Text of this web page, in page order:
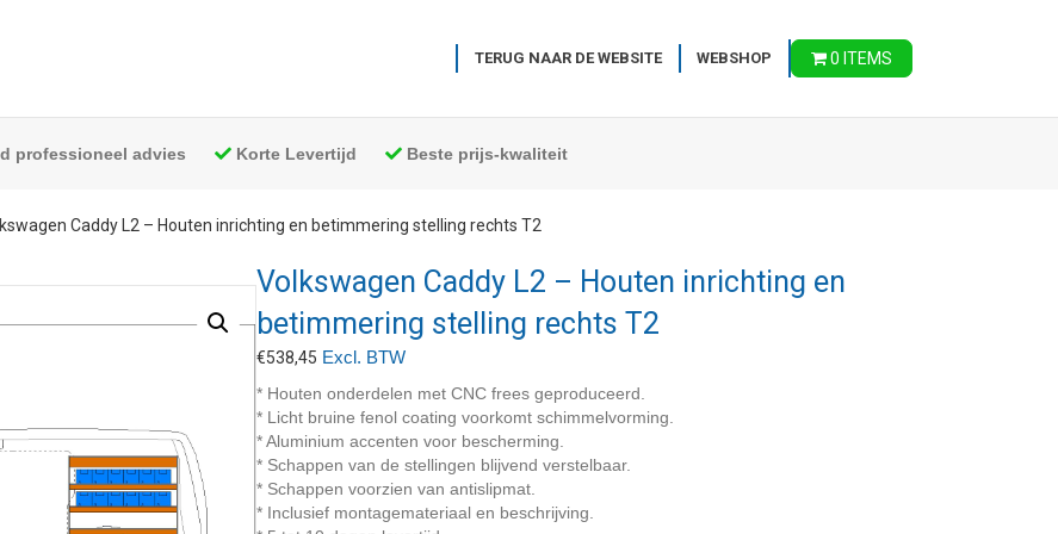
TERUG NAAR DE WEBSITE WEBSHOP 0 ITEMS
professioneel advies Korte Levertijd Beste prijs-kwaliteit
Caddy L2 – Houten inrichting en betimmering stelling rechts T2
Volkswagen Caddy L2 – Houten inrichting en
betimmering stelling rechts T2
€538,45 Excl. BTW
* Houten onderdelen met CNC frees geproduceerd.
* Licht bruine fenol coating voorkomt schimmelvorming.
* Aluminium accenten voor bescherming.
* Schappen van de stellingen blijvend verstelbaar.
* Schappen voorzien van antislipmat.
* Inclusief montagemateriaal en beschrijving.